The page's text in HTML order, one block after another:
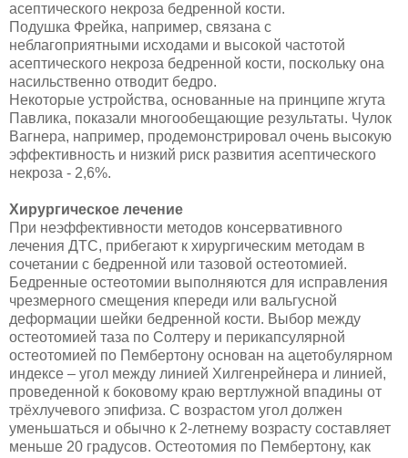
асептического некроза бедренной кости.
Подушка Фрейка, например, связана с
неблагоприятными исходами и высокой частотой
асептического некроза бедренной кости, поскольку она
насильственно отводит бедро.
Некоторые устройства, основанные на принципе жгута
Павлика, показали многообещающие результаты. Чулок
Вагнера, например, продемонстрировал очень высокую
эффективность и низкий риск развития асептического
некроза - 2,6%.
Хирургическое лечение
При неэффективности методов консервативного
лечения ДТС, прибегают к хирургическим методам в
сочетании с бедренной или тазовой остеотомией.
Бедренные остеотомии выполняются для исправления
чрезмерного смещения кпереди или вальгусной
деформации шейки бедренной кости. Выбор между
остеотомией таза по Солтеру и перикапсулярной
остеотомией по Пембертону основан на ацетобулярном
индексе – угол между линией Хилгенрейнера и линией,
проведенной к боковому краю вертлужной впадины от
трёхлучевого эпифиза. С возрастом угол должен
уменьшаться и обычно к 2-летнему возрасту составляет
меньше 20 градусов. Остеотомия по Пембертону, как